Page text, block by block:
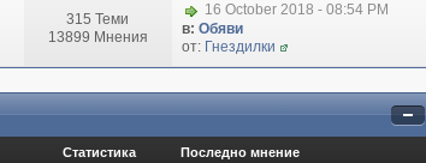
315 Теми
13899 Мнения
16 October 2018 - 08:54 PM
в: Обяви
от: Гнездилки
Статистика Последно мнение